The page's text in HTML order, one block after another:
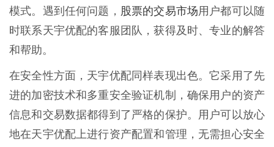
模式。遇到任何问题， 股票的交易市场用户都可以随
时联系天宇优配的客服团队，获得及时、专业的解答
和帮助。
在安全性方面，天宇优配同样表现出色。它采用了先
进的加密技术和多重安全验证机制，确保用户的资产
信息和交易数据都得到了严格的保护。用户可以放心
地在天宇优配上进行资产配置和管理，无需担心安全